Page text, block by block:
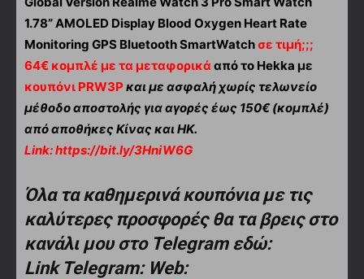
1.78” AMOLED Display Blood Oxygen Heart Rate
Monitoring GPS Bluetooth SmartWatch σε τιμή;;;
64€ κομπλέ με τα μεταφορικά από το Hekka με
κουπόνι PRW3P και με ασφαλή χωρίς τελωνείο
μέθοδο αποστολής για αγορές έως 150€ (κομπλέ)
από αποθήκες Κίνας και ΗΚ.
Link:https://bit.ly/3HniW6G
Όλα τα καθημερινά κουπόνια με τις
καλύτερες προσφορές θα τα βρεις στο
κανάλι μου στο Telegram εδώ:
Link Telegram: Web: